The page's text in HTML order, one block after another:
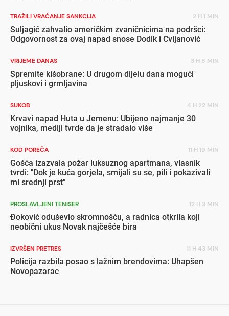
TRAŽILI VRAĆANJE SANKCIJA 2 H 1 MIN
Suljagić zahvalio američkim zvaničnicima na podršci:
Odgovornost za ovaj napad snose Dodik i Cvijanović
VRIJEME DANAS 3 H 8 MIN
Spremite kišobrane: U drugom dijelu dana mogući
pljuskovi i grmljavina
SUKOB 4 H 22 MIN
Krvavi napad Huta u Jemenu: Ubijeno najmanje 30
vojnika, mediji tvrde da je stradalo više
KOD POREČA 11 H 19 MIN
Gošća izazvala požar luksuznog apartmana, vlasnik
tvrdi: "Dok je kuća gorjela, smijali su se, pili i pokazivali
mi srednji prst"
PROSLAVLJENI TENISER 12 H 3 MIN
Đoković oduševio skromnošću, a radnica otkrila koji
neobični ukus Novak najčešće bira
IZVRŠEN PRETRES 11 H 43 MIN
Policija razbila posao s lažnim brendovima: Uhapšen
Novopazarac